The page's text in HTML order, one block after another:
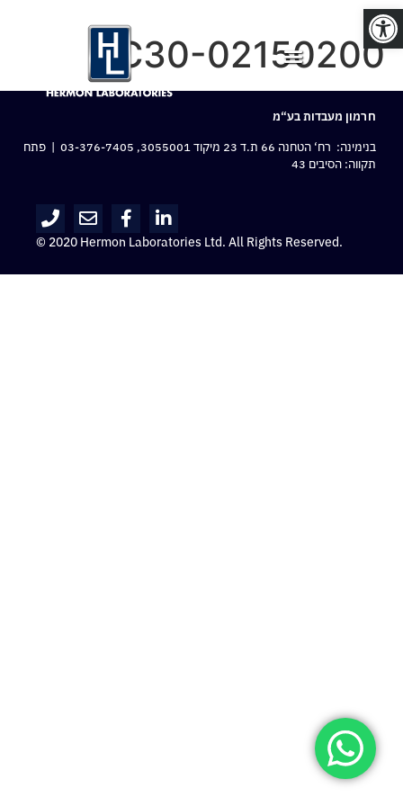
פתח סרגל נגישות
RC30-02150200
חרמון מעבדות בע“מ
בנימינה: רח‘ הטחנה 66 ת.ד 23 מיקוד 3055001,
03-376-7405 | פתח
תקווה: הסיבים 43
© 2020 Hermon Laboratories Ltd. All Rights Reserved.